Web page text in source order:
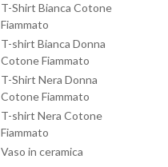
T-Shirt Bianca Cotone
Fiammato
T-shirt Bianca Donna
Cotone Fiammato
T-Shirt Nera Donna
Cotone Fiammato
T-shirt Nera Cotone
Fiammato
Vaso in ceramica